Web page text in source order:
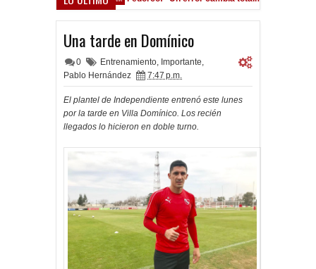
Una tarde en Domínico
0 Entrenamiento, Importante,
Pablo Hernández
7:47 p.m.
El plantel de Independiente entrenó este lunes
por la tarde en Villa Domínico. Los recién
llegados lo hicieron en doble turno.